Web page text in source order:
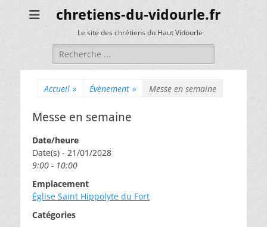
chretiens-du-vidourle.fr
Le site des chrétiens du Haut Vidourle
Rechercher :
Accueil » Évènement » Messe en semaine
Messe en semaine
Date/heure
Date(s) - 21/01/2028
9:00 - 10:00
Emplacement
Église Saint Hippolyte du Fort
Catégories